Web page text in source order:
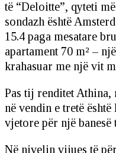
të “Deloitte”, qyteti
sondazh është
15.4 paga mesatare
apartament 70 m² –
krahasuar me një vit
Pas tij renditet Athina,
në vendin e tretë
vjetore për një banesë
Në nivelin vijues të